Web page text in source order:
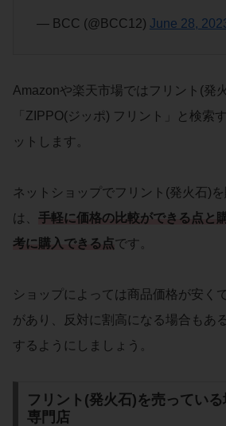
— BCC (@BCC12) June 28,
Amazonや楽天市場ではフリント(発
「ZIPPO(ジッポ) フリント」と検索
ットします。
ネットショップでフリント(発火石)
は、 手軽に価格の比較ができる点と
考に購入できる点です。
ショップによっては商品価格が安く
があり、反対に割高になる場合もあ
するようにしましょう。
フリント(発火石)を売ってい
専門店